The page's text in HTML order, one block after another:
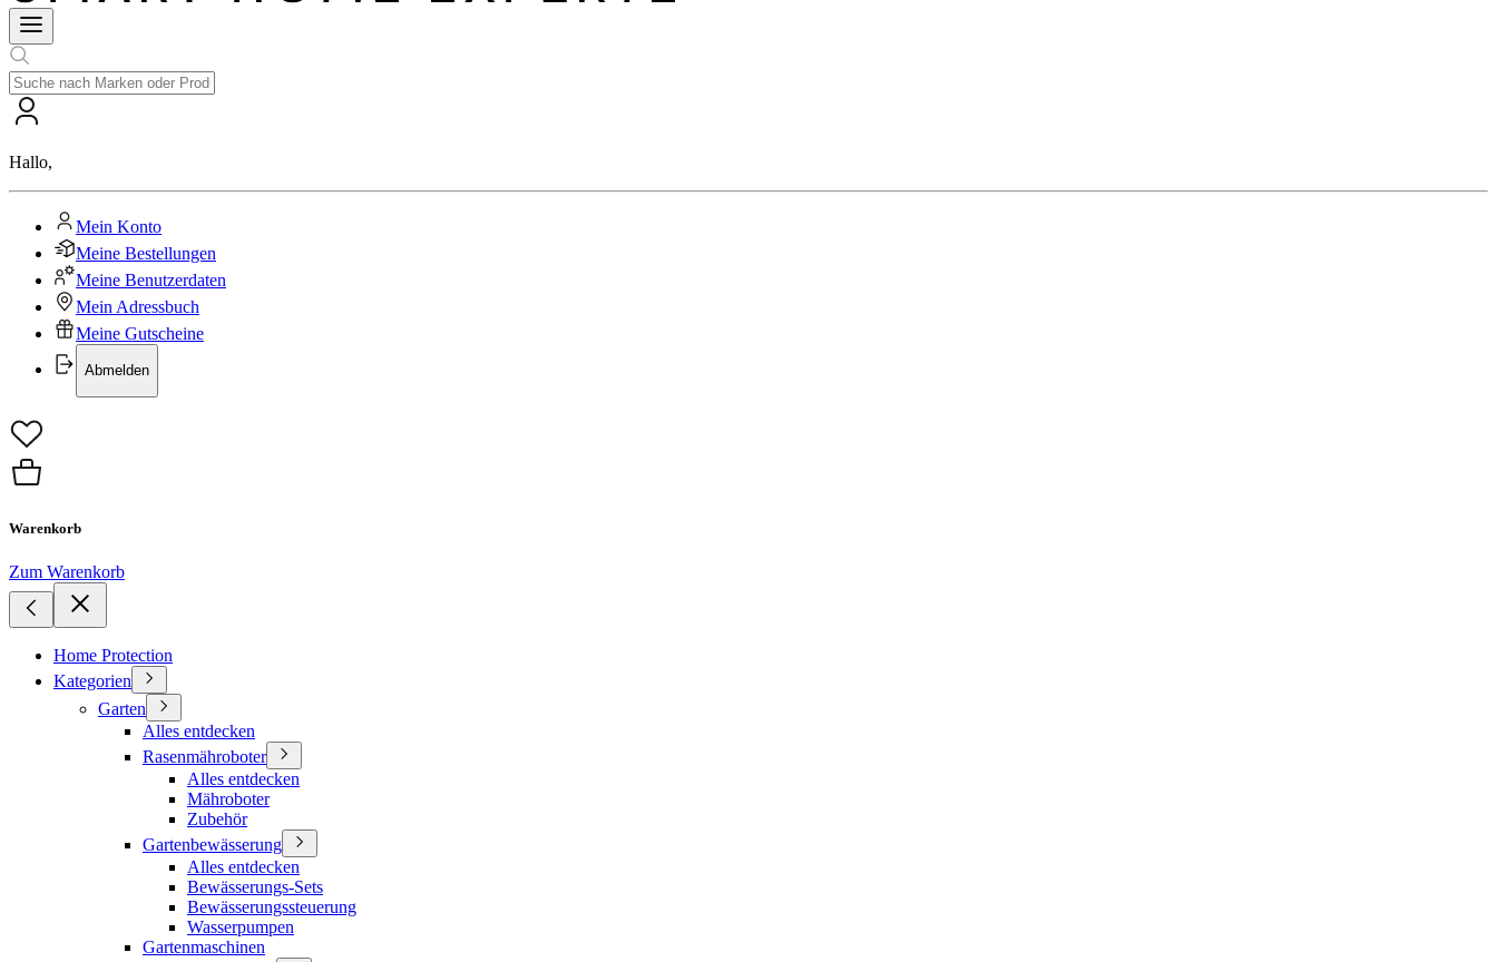
Hallo,
Mein Konto
Meine Bestellungen
Meine Benutzerdaten
Mein Adressbuch
Meine Gutscheine
Abmelden
Warenkorb
Zum Warenkorb
Home Protection
Kategorien
Garten
Alles entdecken
Rasenmähroboter
Alles entdecken
Mähroboter
Zubehör
Gartenbewässerung
Alles entdecken
Bewässerungs-Sets
Bewässerungssteuerung
Wasserpumpen
Gartenmaschinen